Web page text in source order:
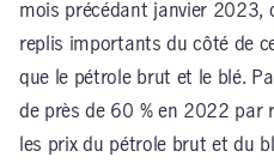
mois précédant janvier 2023,
replis importants du côté de
que le pétrole brut et le blé.
de près de 60 % en 2022 par
les prix du pétrole brut et du